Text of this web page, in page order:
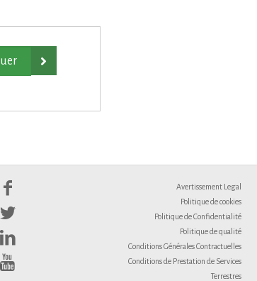

Avertissement Legal
Politique de cookies
Politique de Confidentialité
Politique de qualité
Conditions Générales Contractuelles
Conditions de Prestation de Services
Terrestres